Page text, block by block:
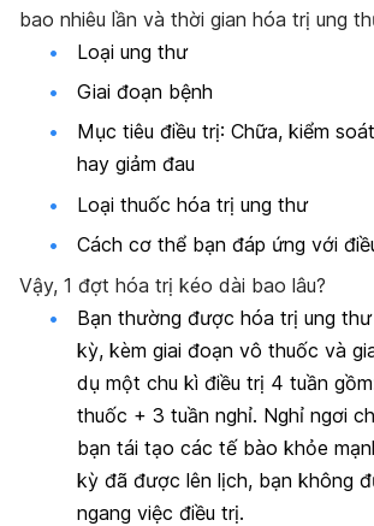
bao nhiêu lần và thời gian hóa trị ung
Loại ung thư
Giai đoạn bệnh
Mục tiêu điều trị: Chữa, kiểm
hay giảm đau
Loại thuốc hóa trị ung thư
Cách cơ thể bạn đáp ứng với
Vậy, 1 đợt hóa trị kéo dài bao lâu?
Bạn thường được hóa trị ung
kỳ, kèm giai đoạn vô thuốc và
dụ một chu kì điều trị 4 tuần
thuốc + 3 tuần nghỉ. Nghỉ ngơi
bạn tái tạo các tế bào khỏe
kỳ đã được lên lịch, bạn không
ngang việc điều trị.